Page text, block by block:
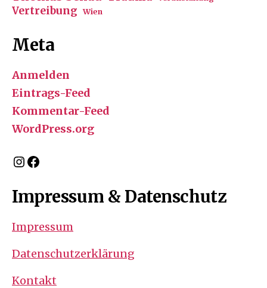
Vertreibung Wien
Meta
Anmelden
Eintrags-Feed
Kommentar-Feed
WordPress.org
Instagram
Facebook
Impressum & Datenschutz
Impressum
Datenschutzerklärung
Kontakt